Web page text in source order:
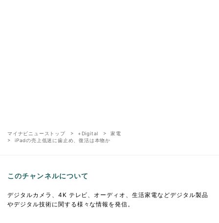
マイナビニューストップ +Digital
家電
iPadの売上低迷に歯止め、復活は本物か
このチャンネルについて
デジタルカメラ、4K テレビ、オーディオ、生活家電などデジタル製品
やデジタル技術に関する様々な情報を発信。